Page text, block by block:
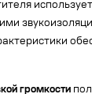
громкости